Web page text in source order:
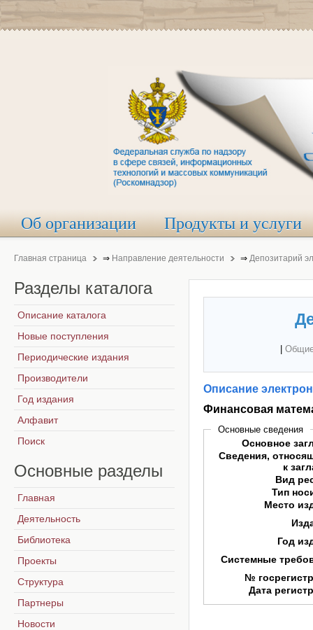
Об организации Продукты и услуги
Главная страница ⇒ Направление деятельности ⇒ Депозитарий
Описание
Финансовая
Основные сведения
Основное
Сведения,
к
Вид
Тип
Место
Год
Системные
№
Дата
Разделы каталога
Описание каталога
Новые поступления
Периодические издания
Производители
Год издания
Алфавит
Поиск
Основные разделы
Главная
Деятельность
Библиотека
Проекты
Структура
Партнеры
Новости